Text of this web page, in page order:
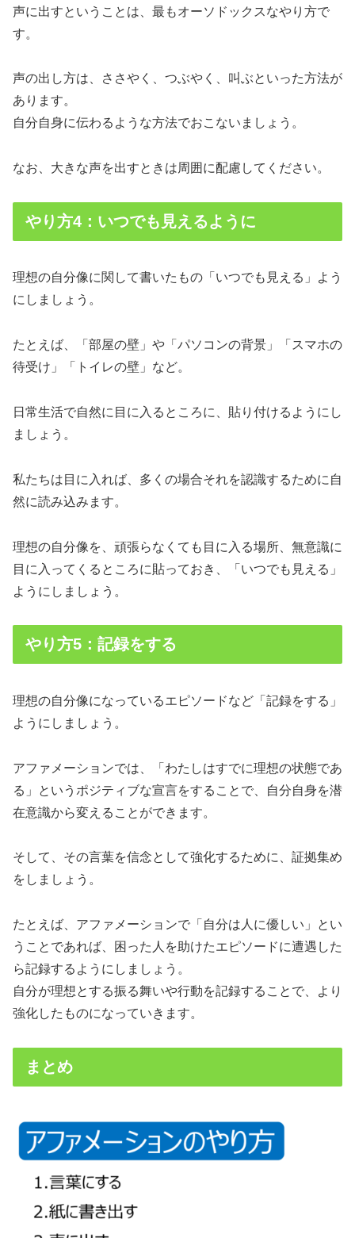
声に出すということは、最もオーソドックスなやり方で
す。
声の出し方は、ささやく、つぶやく、叫ぶといった方法が
あります。
自分自身に伝わるような方法でおこないましょう。
なお、大きな声を出すときは周囲に配慮してください。
やり方4：いつでも見えるように
理想の自分像に関して書いたもの「いつでも見える」よう
にしましょう。
たとえば、「部屋の壁」や「パソコンの背景」「スマホの
待受け」「トイレの壁」など。
日常生活で自然に目に入るところに、貼り付けるようにし
ましょう。
私たちは目に入れば、多くの場合それを認識するために自
然に読み込みます。
理想の自分像を、頑張らなくても目に入る場所、無意識に
目に入ってくるところに貼っておき、「いつでも見える」
ようにしましょう。
やり方5：記録をする
理想の自分像になっているエピソードなど「記録をする」
ようにしましょう。
アファメーションでは、「わたしはすでに理想の状態であ
る」というポジティブな宣言をすることで、自分自身を潜
在意識から変えることができます。
そして、その言葉を信念として強化するために、証拠集め
をしましょう。
たとえば、アファメーションで「自分は人に優しい」とい
うことであれば、困った人を助けたエピソードに遭遇した
ら記録するようにしましょう。
自分が理想とする振る舞いや行動を記録することで、より
強化したものになっていきます。
まとめ